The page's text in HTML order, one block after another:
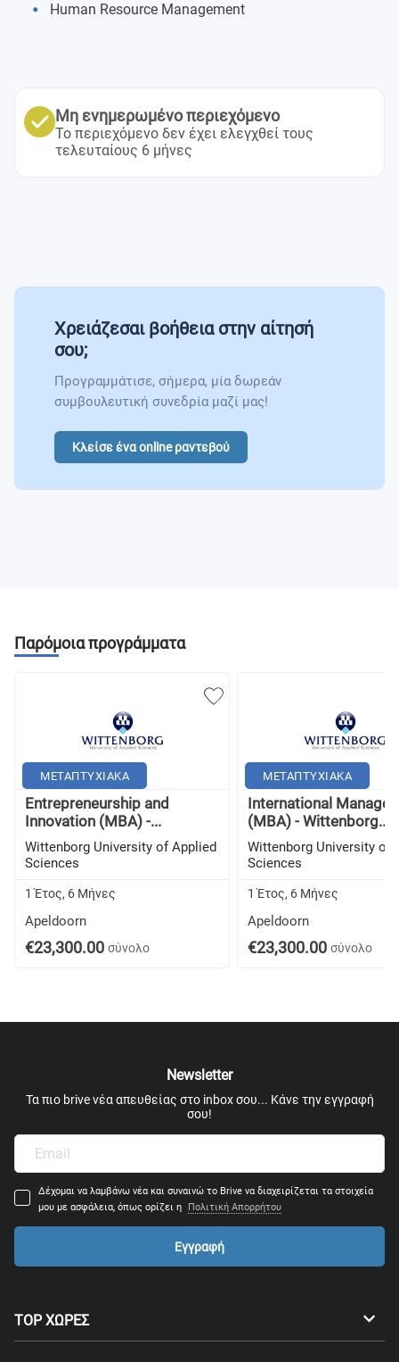
Human Resource Management
Μη ενημερωμένο περιεχόμενο
Το περιεχόμενο δεν έχει ελεγχθεί τους
τελευταίους 6 μήνες
Χρειάζεσαι βοήθεια στην αίτησή
σου;
Προγραμμάτισε, σήμερα, μία δωρεάν
συμβουλευτική συνεδρία μαζί μας!
Κλείσε ένα online ραντεβού
Παρόμοια προγράμματα
ΜΕΤΑΠΤΥΧΙΑΚΑ
Entrepreneurship and
Innovation (MBA) -...
Wittenborg University of Applied
Sciences
1 Έτος, 6 Μήνες
Apeldoorn
€23,300.00 σύνολο
ΜΕΤΑΠΤΥΧΙΑΚΑ
International
(MBA) - Wittenborg...
Wittenborg University of
Sciences
1 Έτος, 6 Μήνες
Apeldoorn
€23,300.00 σύνολο
Newsletter
Τα πιο brive νέα απευθείας στο inbox σου... Κάνε την εγγραφή
σου!
Δέχομαι να λαμβάνω νέα και συναινώ το Brive να διαχειρίζεται τα στοιχεία
μου με ασφάλεια, όπως ορίζει η
Πολιτική Απορρήτου
Εγγραφή
TOP ΧΩΡΕΣ